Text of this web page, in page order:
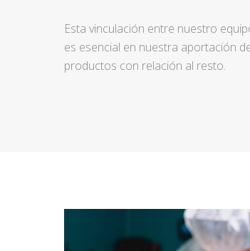
Esta vinculación entre nuestro
es esencial en nuestra aportación
productos con relación al resto.